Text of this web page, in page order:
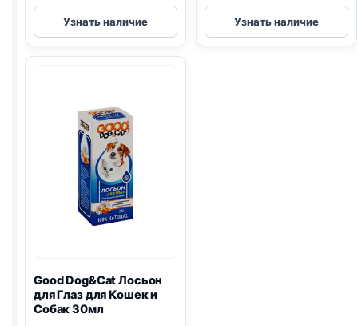
БАРС
ФОРТЕ
капли
блох
и
клещей,
1
пипетка
-
Узнать наличие
БАРС
спрей
Узнать наличие
Good Dog&Cat Лосьон
для Глаз для Кошек и
Собак 30мл